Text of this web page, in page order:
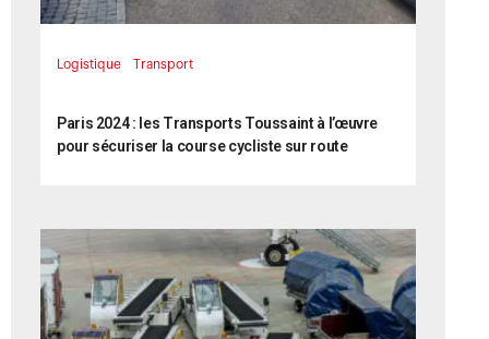
Logistique Transport
Paris 2024 : les Transports Toussaint à l’œuvre
pour sécuriser la course cycliste sur route